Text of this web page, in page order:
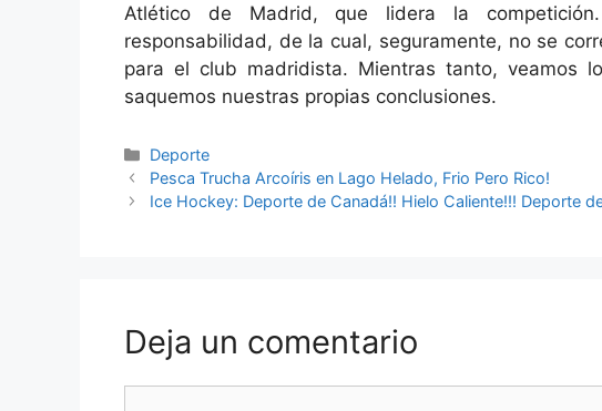
Atlético de Madrid, que lidera la
responsabilidad, de la cual, seguramente, no se
para el club madridista. Mientras tanto, veamos
saquemos nuestras propias conclusiones.
Categorías
Deporte
Pesca Trucha Arcoíris en Lago Helado, Frio Pero Rico!
Ice Hockey: Deporte de Canadá!! Hielo Caliente!!! Deporte
Deja un comentario